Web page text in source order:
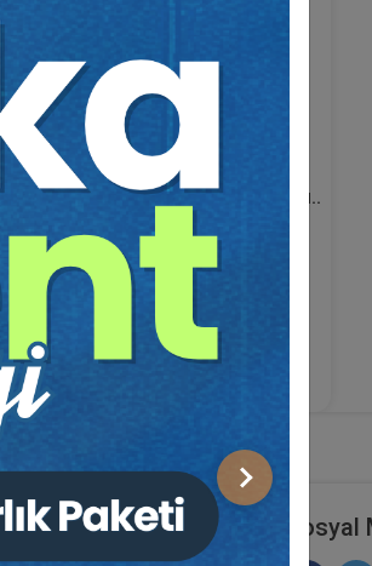
Sonraki
Tmk M. 185/3 Kapsamı..
Av. Saadet KARTI
45 TL
Sepete Ekle